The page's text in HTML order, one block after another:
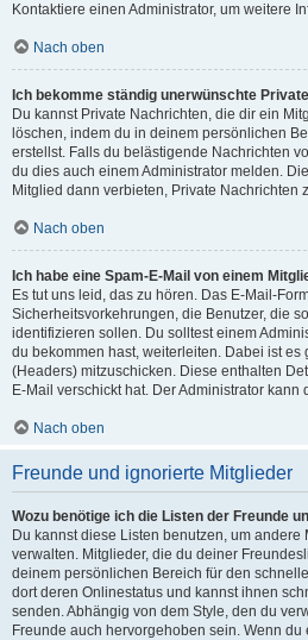
Kontaktiere einen Administrator, um weitere
Nach oben
Ich bekomme ständig unerwünschte
Du kannst Private Nachrichten, die dir ein
löschen, indem du in deinem persönlichen
erstellst. Falls du belästigende Nachrichten
du dies auch einem Administrator melden.
Mitglied dann verbieten, Private Nachrichten
Nach oben
Ich habe eine Spam-E-Mail von einem
Es tut uns leid, das zu hören. Das E-Mail-
Sicherheitsvorkehrungen, die Benutzer, die
identifizieren sollen. Du solltest einem
du bekommen hast, weiterleiten. Dabei ist es
(Headers) mitzuschicken. Diese enthalten
E-Mail verschickt hat. Der Administrator
Nach oben
Freunde und ignorierte Mitglieder
Wozu benötige ich die Listen der Freunde
Du kannst diese Listen benutzen, um andere
verwalten. Mitglieder, die du deiner
deinem persönlichen Bereich für den
dort deren Onlinestatus und kannst ihnen
senden. Abhängig von dem Style, den du
Freunde auch hervorgehoben sein. Wenn